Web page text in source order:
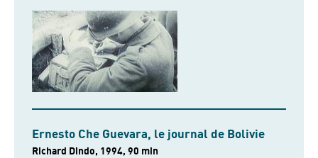
Ernesto Che Guevara, le journal de Bolivie
Richard Dindo, 1994, 90 min